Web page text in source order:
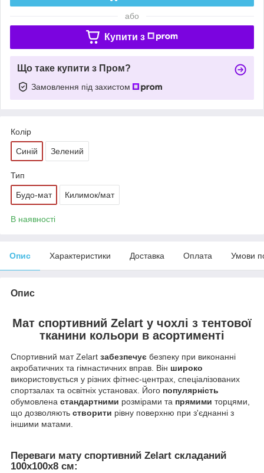
або
Купити з
Що таке купити з Пром?
Замовлення під захистом
Колір
Синій Зелений
Тип
Будо-мат Килимок/мат
В наявності
Опис Характеристики Доставка Оплата Умови
Опис
Мат спортивний Zelart у чохлі з тентової
тканини кольори в асортименті
Спортивний мат Zelart забезпечує безпеку при виконанні
акробатичних та гімнастичних вправ. Він широко
використовується у різних фітнес-центрах, спеціалізованих
спортзалах та освітніх установах. Його популярність
обумовлена стандартними розмірами та прямими торцями,
що дозволяють створити рівну поверхню при з'єднанні з
іншими матами.
Переваги мату спортивний Zelart складаний
100x100x8 см: